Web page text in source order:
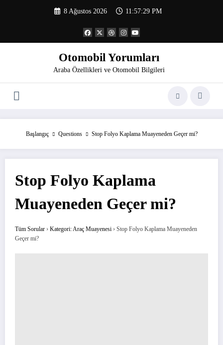
8 Ağustos 2026 11:57:29 PM
Otomobil Yorumları
Araba Özellikleri ve Otomobil Bilgileri
Başlangıç Questions Stop Folyo Kaplama Muayeneden Geçer mi?
Stop Folyo Kaplama
Muayeneden Geçer mi?
Tüm Sorular › Kategori: Araç Muayenesi › Stop Folyo Kaplama Muayeneden
Geçer mi?